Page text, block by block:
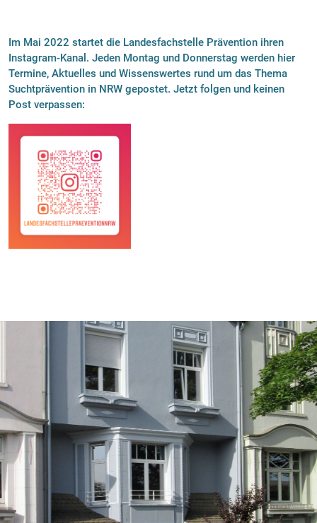
Im Mai 2022 startet die Landesfachstelle Prävention ihren
Instagram-Kanal. Jeden Montag und Donnerstag werden hier
Termine, Aktuelles und Wissenswertes rund um das Thema
Suchtprävention in NRW gepostet. Jetzt folgen und keinen
Post verpassen: